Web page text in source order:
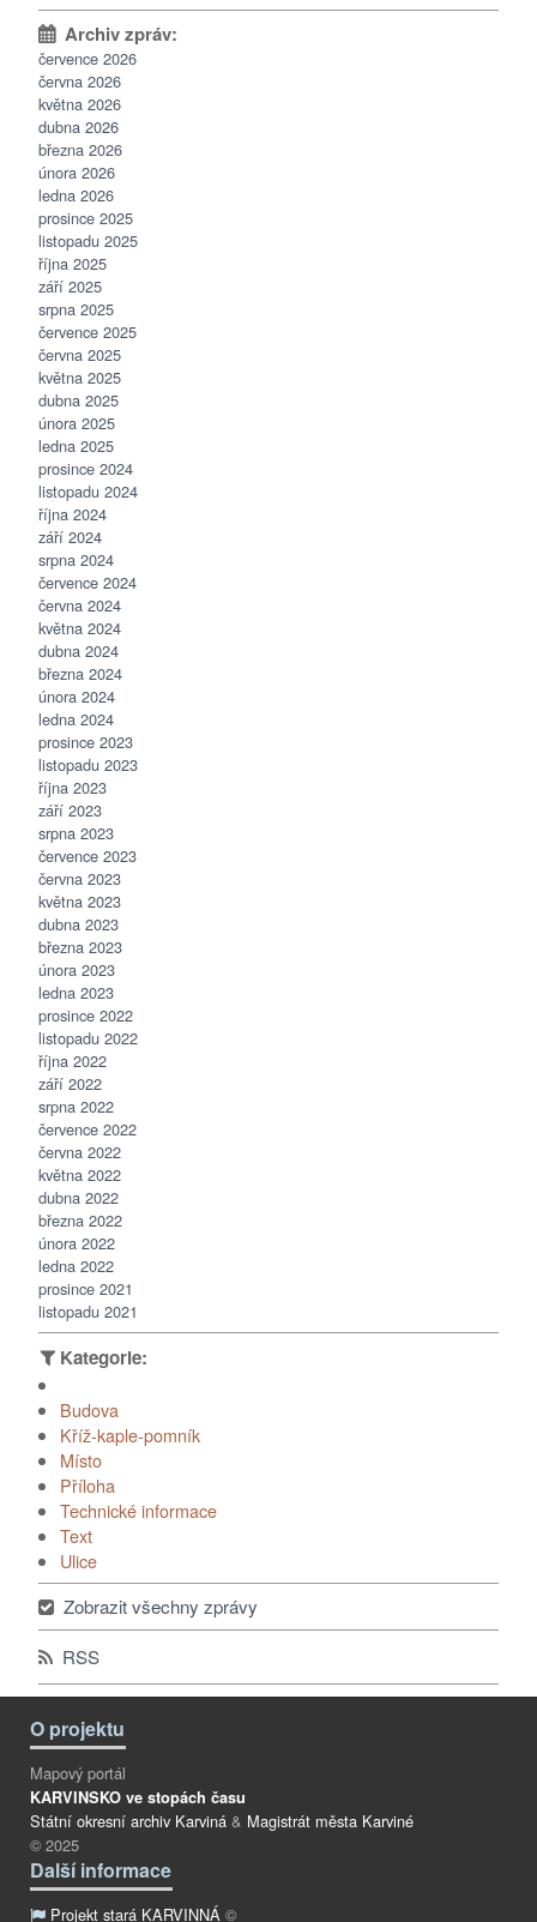
července 2026
června 2026
května 2026
dubna 2026
března 2026
února 2026
ledna 2026
prosince 2025
listopadu 2025
října 2025
září 2025
srpna 2025
července 2025
června 2025
května 2025
dubna 2025
února 2025
ledna 2025
prosince 2024
listopadu 2024
října 2024
září 2024
srpna 2024
července 2024
června 2024
května 2024
dubna 2024
března 2024
února 2024
ledna 2024
prosince 2023
listopadu 2023
října 2023
září 2023
srpna 2023
července 2023
června 2023
května 2023
dubna 2023
března 2023
února 2023
ledna 2023
prosince 2022
listopadu 2022
října 2022
září 2022
srpna 2022
července 2022
června 2022
května 2022
dubna 2022
března 2022
února 2022
ledna 2022
prosince 2021
listopadu 2021
Budova
Kříž-kaple-pomník
Místo
Příloha
Technické informace
Text
Ulice
Zobrazit všechny zprávy
RSS
O projektu
Mapový portál
KARVINSKO ve stopách času
Státní okresní archiv Karviná & Magistrát města Karviné
© 2025
Další informace
Projekt stará KARVINNÁ ©